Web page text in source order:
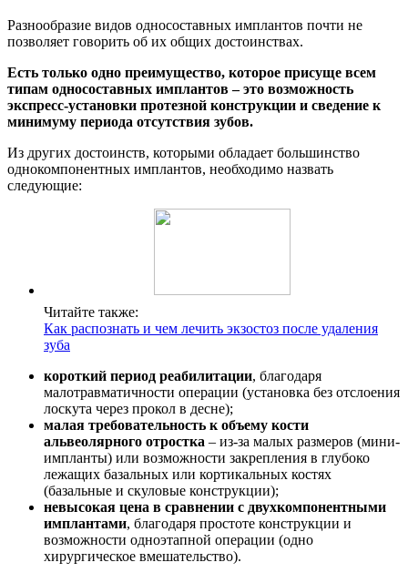
Разнообразие видов односоставных имплантов почти не
позволяет говорить об их общих достоинствах.
Есть только одно преимущество, которое присуще всем
типам односоставных имплантов – это возможность
экспресс-установки протезной конструкции и сведение к
минимуму периода отсутствия зубов.
Из других достоинств, которыми обладает большинство
однокомпонентных имплантов, необходимо назвать
следующие:
Читайте также:
Как распознать и чем лечить экзостоз после удаления
зуба
короткий период реабилитации, благодаря
малотравматичности операции (установка без отслоения
лоскута через прокол в десне);
малая требовательность к объему кости
альвеолярного отростка – из-за малых размеров (мини-
импланты) или возможности закрепления в глубоко
лежащих базальных или кортикальных костях
(базальные и скуловые конструкции);
невысокая цена в сравнении с двухкомпонентными
имплантами, благодаря простоте конструкции и
возможности одноэтапной операции (одно
хирургическое вмешательство).